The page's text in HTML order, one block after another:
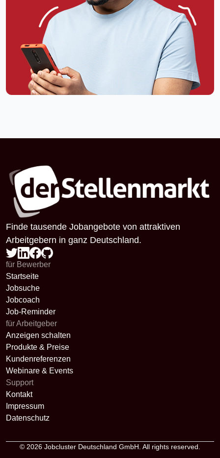
Finde tausende Jobangebote von attraktiven
Arbeitgebern in ganz Deutschland.
für Bewerber
Startseite
Jobsuche
Jobcoach
Job-Reminder
für Arbeitgeber
Anzeigen schalten
Produkte & Preise
Kundenreferenzen
Webinare & Events
Support
Kontakt
Impressum
Datenschutz
© 2026 Jobcluster Deutschland GmbH. All rights reserved.